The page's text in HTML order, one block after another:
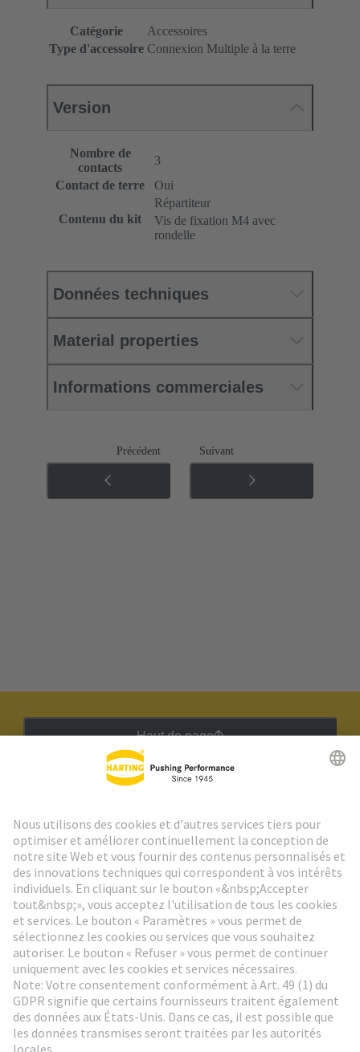
Catégorie
Accessoires
Type d'accessoire Connexion Multiple à la terre
Version
Nombre de
contacts
3
Contact de terre
Oui
Contenu du kit
Répartiteur
Vis de fixation M4 avec
rondelle
Données techniques
Material properties
Informations commerciales
Précédent Suivant
Haut de page
Aller à l'inscription
Social Media